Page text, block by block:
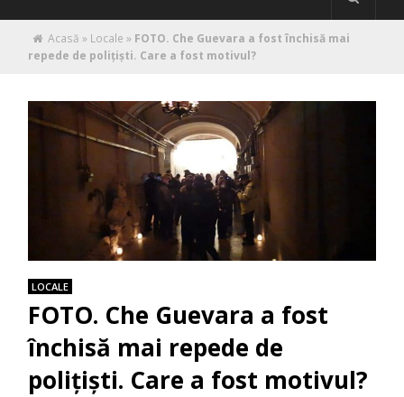
Acasă » Locale » FOTO. Che Guevara a fost închisă mai
repede de polițiști. Care a fost motivul?
LOCALE
FOTO. Che Guevara a fost
închisă mai repede de
polițiști. Care a fost motivul?